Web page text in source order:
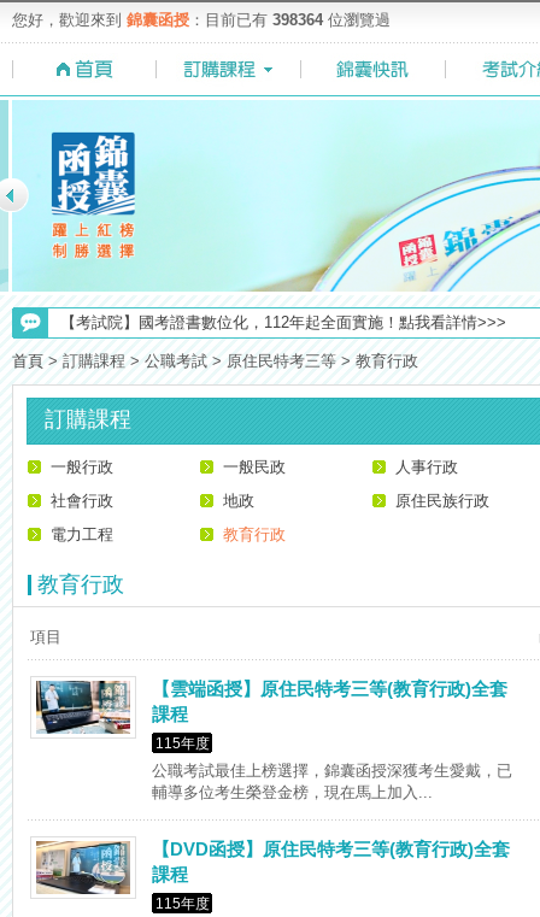
您好，歡迎來到 錦囊函授 ：目前已有 398364位瀏覽過
【注意】112年起高普不考「公文」／高考英文占比提升，快來看看
【考試院】國考證書數位化，112年起全面實施！點我看詳情>>>
【考選部】高普考／修正部份考試科目及大綱，趕快來看看有哪一些
【最新】錦囊函授增加便利商店付款方式，便利到不行！馬上使用►
【上榜生獎學金計畫】恭賀金榜！上榜生獎學金申請辦法與表格下
【NEW】加入◆錦囊函授Facebook粉絲專頁◆，最新消息、優惠活
【重要】114年度起，雲端函授之課堂教材須知，請點我查看☀☀☀
首頁 > 訂購課程 > 公職考試 > 原住民特考三等 > 教育行政
訂購課程
一般行政 一般民政
人事行政
社會行政
地政
原住民族行政
電力工程
教育行政
教育行政
項目
【雲端函授】原住民特考三等(教育行政)全套
課程
115年度
公職考試最佳上榜選擇，錦囊函授深獲考生愛戴，已
輔導多位考生榮登金榜，現在馬上加入...
【DVD函授】原住民特考三等(教育行政)全套
課程
115年度